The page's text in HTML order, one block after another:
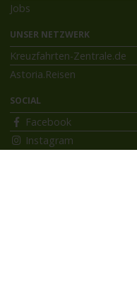
Jobs
UNSER NETZWERK
Kreuzfahrten-Zentrale.de
Astoria.Reisen
SOCIAL
Facebook
Instagram